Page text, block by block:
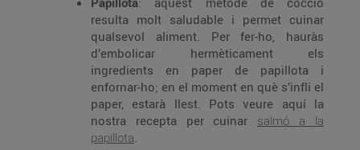
resulta molt saludable i permet cuinar
qualsevol aliment. Per fer-ho, hauràs
d’embolicar hermèticament els
ingredients en paper de papillota i
enfornar-ho; en el moment en què s’infli el
paper, estarà llest. Pots veure aquí la
nostra recepta per cuinar salmó a la
papillota.